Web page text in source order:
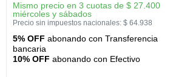
Mismo precio en 3 cuotas de $ 27.400
miércoles y sábados
Precio sin impuestos nacionales: $ 64.938
5% OFF abonando con Transferencia
bancaria
10% OFF abonando con Efectivo